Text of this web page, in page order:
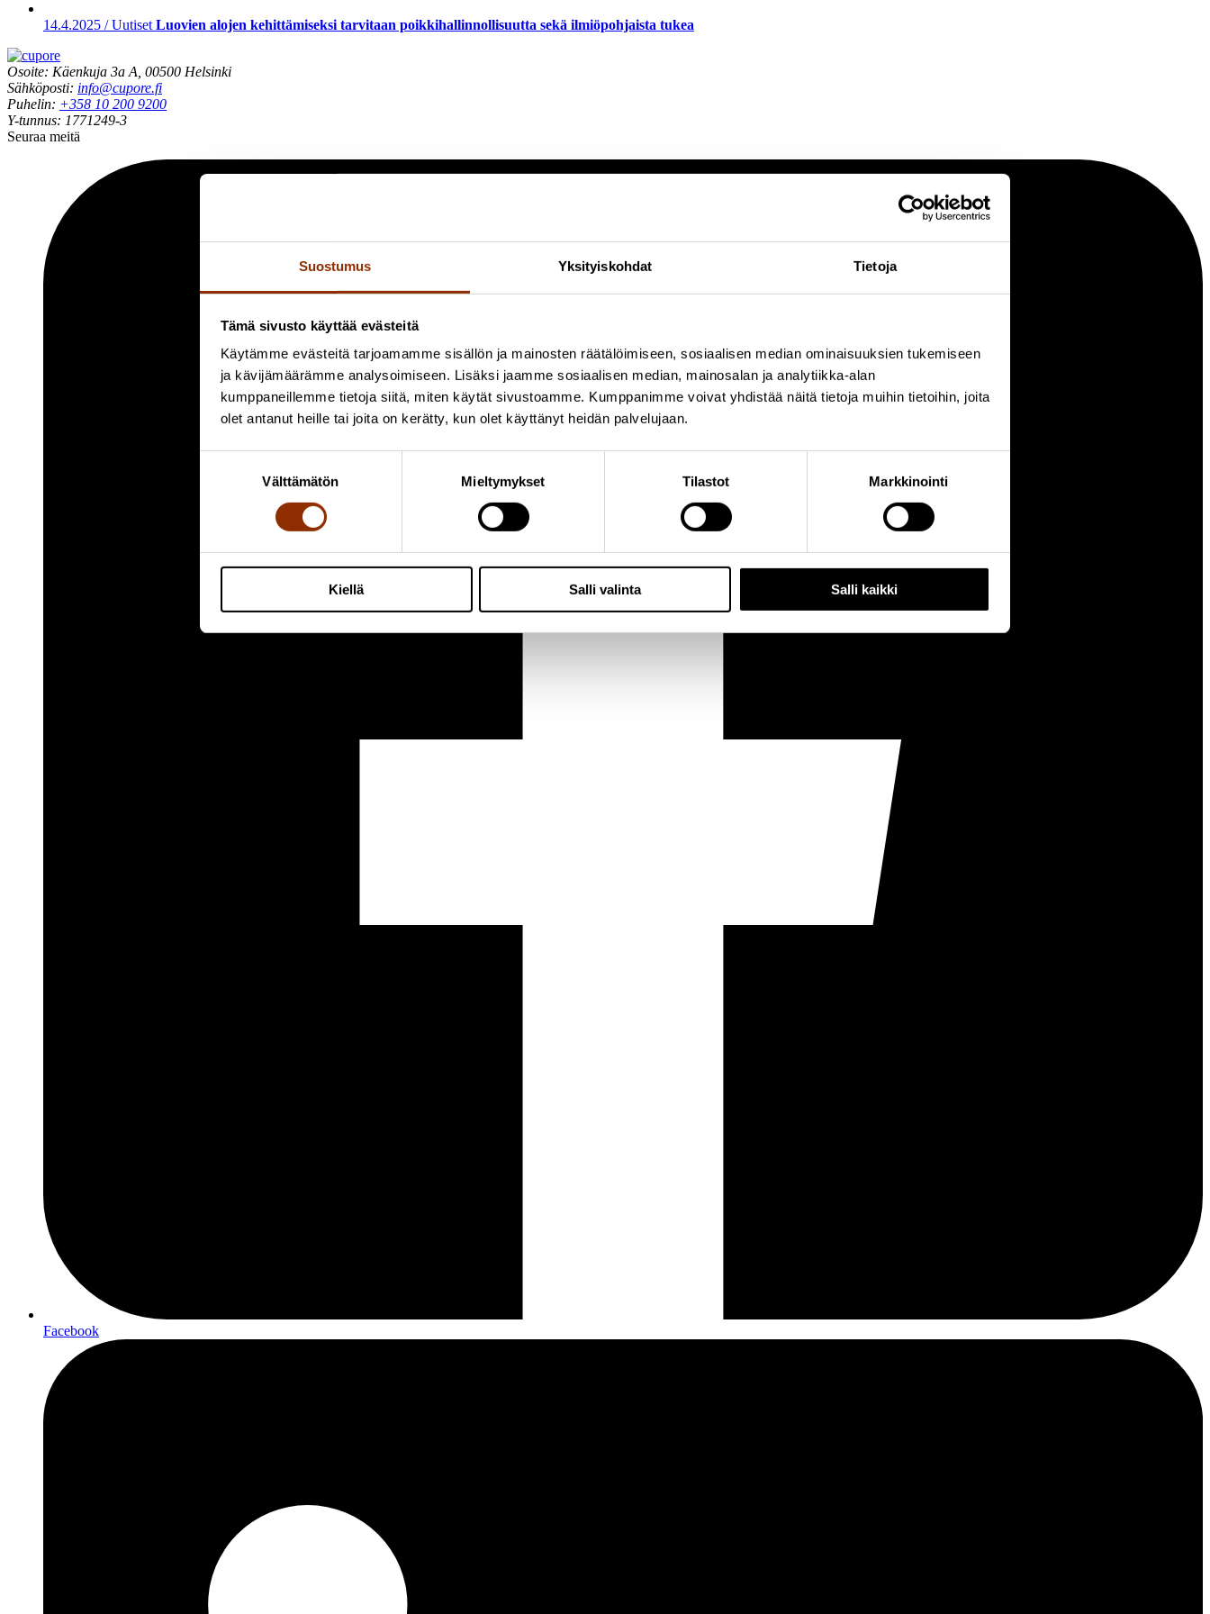
Suostumus Yksityiskohdat Tietoja
Tämä sivusto käyttää evästeitä
Käytämme evästeitä tarjoamamme sisällön ja mainosten räätälöimiseen, sosiaalisen median ominaisuuksien tukemiseen
ja kävijämäärämme analysoimiseen. Lisäksi jaamme sosiaalisen median, mainosalan ja analytiikka-alan
kumppaneillemme tietoja siitä, miten käytät sivustoamme. Kumppanimme voivat yhdistää näitä tietoja muihin tietoihin, joita
olet antanut heille tai joita on kerätty, kun olet käyttänyt heidän palvelujaan.
Välttämätön Mieltymykset Tilastot Markkinointi
Kiellä Salli valinta Salli kaikki
14.4.2025 / UutisetLuovien alojen kehittämiseksi tarvitaan poikkihallinnollisuutta sekä ilmiöpohjaista tukea
Osoite: Käenkuja 3a A, 00500 Helsinki
Sähköposti: info@cupore.fi
Puhelin: +358 10 200 9200
Y-tunnus: 1771249-3
Seuraa meitä
Facebook